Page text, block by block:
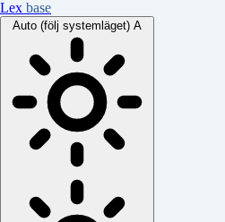
Lex base
Auto (följ systemläget) A